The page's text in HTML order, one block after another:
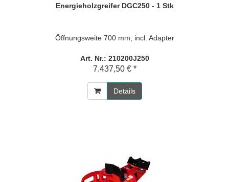
Energieholzgreifer DGC250 - 1 Stk
Öffnungsweite 700 mm, incl. Adapter
Art. Nr.: 210200J250
7.437,50 € *
Details